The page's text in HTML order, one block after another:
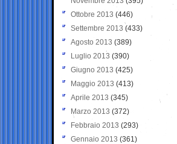
Ottobre 2013 (446)
Settembre 2013 (433)
Agosto 2013 (389)
Luglio 2013 (390)
Giugno 2013 (425)
Maggio 2013 (413)
Aprile 2013 (345)
Marzo 2013 (372)
Febbraio 2013 (293)
Gennaio 2013 (361)